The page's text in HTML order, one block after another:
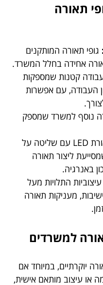
תאורה
גופי תאורה המותקנים
אחידה בחלל המשרד.
קטנות שמספקות
העבודה, עם אפשרות
נוסף למשרד שמספק
תאורת LED עם שליטה על
ליצור תאורה
באנרגיה.
התלויות מעל
מעניקות תאורה
למשרדים
יוקרתיים, במיוחד אם
או עיצוב מותאם אישית,